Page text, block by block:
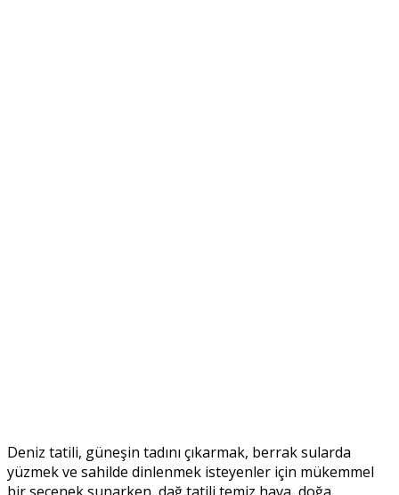
Deniz tatili, güneşin tadını çıkarmak, berrak sularda
yüzmek ve sahilde dinlenmek isteyenler için mükemmel